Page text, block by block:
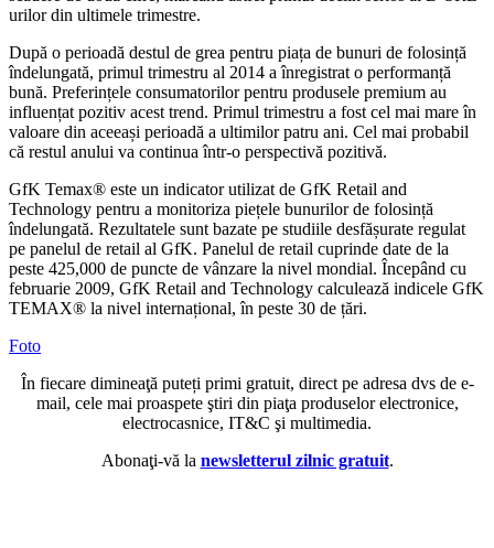
urilor din ultimele trimestre.
După o perioadă destul de grea pentru piața de bunuri de folosință
îndelungată, primul trimestru al 2014 a înregistrat o performanță
bună. Preferințele consumatorilor pentru produsele premium au
influențat pozitiv acest trend. Primul trimestru a fost cel mai mare în
valoare din aceeași perioadă a ultimilor patru ani. Cel mai probabil
că restul anului va continua într-o perspectivă pozitivă.
GfK Temax® este un indicator utilizat de GfK Retail and
Technology pentru a monitoriza piețele bunurilor de folosință
îndelungată. Rezultatele sunt bazate pe studiile desfășurate regulat
pe panelul de retail al GfK. Panelul de retail cuprinde date de la
peste 425,000 de puncte de vânzare la nivel mondial. Începând cu
februarie 2009, GfK Retail and Technology calculează indicele GfK
TEMAX® la nivel internațional, în peste 30 de țări.
Foto
În fiecare dimineaţă puteți primi gratuit, direct pe adresa dvs de e-
mail, cele mai proaspete ştiri din piaţa produselor electronice,
electrocasnice, IT&C şi multimedia.
Abonaţi-vă la newsletterul zilnic gratuit.